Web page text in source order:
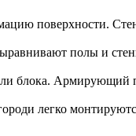
поверхности.
полы и
блока. Армирующий
легко